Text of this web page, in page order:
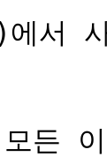
서
이